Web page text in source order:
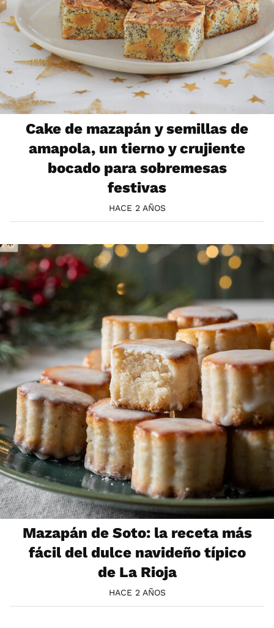
Cake de mazapán y semillas de
amapola, un tierno y crujiente
bocado para sobremesas
festivas
HACE 2 AÑOS
Mazapán de Soto: la receta más
fácil del dulce navideño típico
de La Rioja
HACE 2 AÑOS